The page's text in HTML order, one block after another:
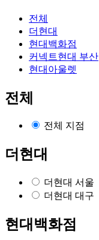
전체
더현대
현대백화점
커넥트현대 부산
현대아울렛
전체
전체 지점
더현대
더현대 서울
더현대 대구
현대백화점